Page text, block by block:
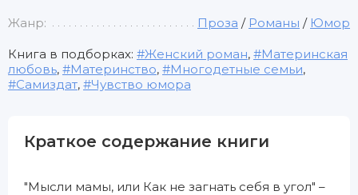
Жанр: Проза / Романы / Юмор
Книга в подборках: Женский роман,
Материнская
любовь, Материнство, Многодетные семьи,
Самиздат, Чувство юмора
Краткое содержание книги
"Мысли мамы, или Как не загнать себя в угол" –